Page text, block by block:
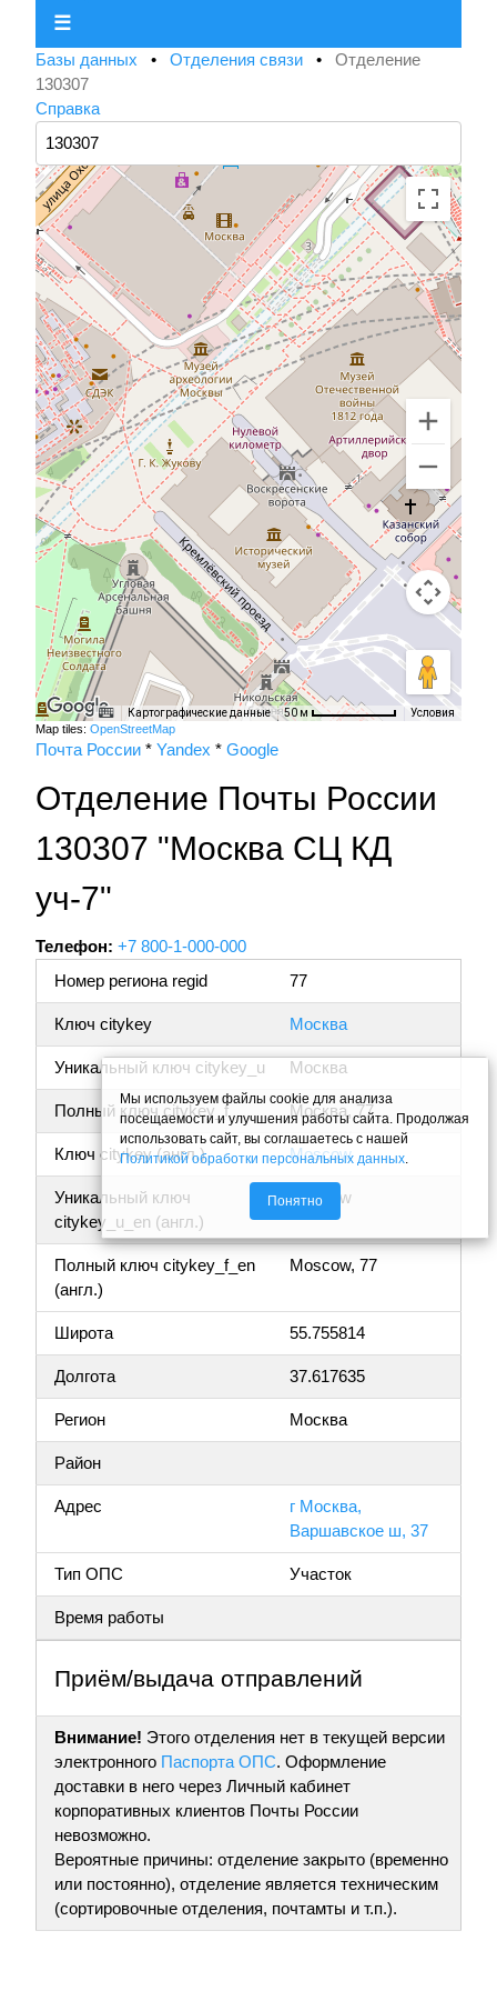
☰
Базы данных • Отделения связи • Отделение
130307
Справка
Картографические данные 50 м Условия
Map tiles: OpenStreetMap
Почта России * Yandex * Google
Отделение Почты России
130307 "Москва СЦ КД
уч-7"
Телефон: +7 800-1-000-000
Номер региона regid
77
Ключ citykey Москва
Уникальный ключ citykey_u Москва
Полный ключ citykey_f Москва, 77
Ключ citykey (англ.) Moscow
Уникальный ключ
citykey_u_en (англ.)
Moscow
Полный ключ citykey_f_en
(англ.)
Moscow, 77
Широта 55.755814
Долгота 37.617635
Регион Москва
Район
Адрес
г Москва,
Варшавское ш, 37
Тип ОПС Участок
Время работы
Приём/выдача отправлений
Внимание! Этого отделения нет в текущей версии
электронного Паспорта ОПС. Оформление
доставки в него через Личный кабинет
корпоративных клиентов Почты России
невозможно.
Вероятные причины: отделение закрыто (временно
или постоянно), отделение является техническим
(сортировочные отделения, почтамты и т.п.).
Мы используем файлы cookie для анализа
посещаемости и улучшения работы сайта. Продолжая
использовать сайт, вы соглашаетесь с нашей
Политикой обработки персональных данных.
Понятно